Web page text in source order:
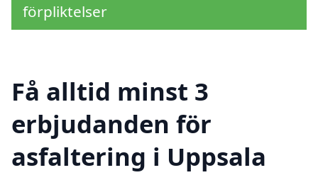
förpliktelser
Få alltid minst 3
erbjudanden för
asfaltering i Uppsala